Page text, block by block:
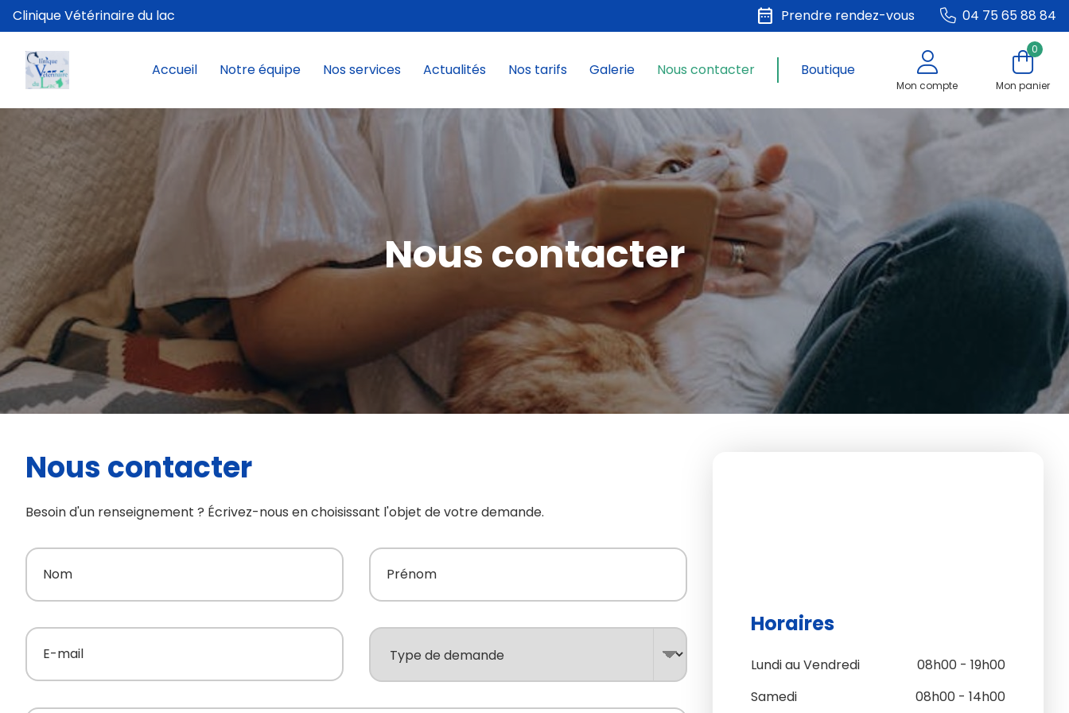
Clinique Vétérinaire du lac date_range Prendre rendez-vous 04 75 65 88 84
Accueil Notre équipe Nos services Actualités Nos tarifs Galerie Nous contacter Boutique
Mon compte
0
Mon panier
Nous contacter
Nous contacter
Besoin d'un renseignement ? Écrivez-nous en choisissant l'objet de votre demande.
Horaires
Lundi au Vendredi
08h00 - 19h00
Samedi
08h00 - 14h00